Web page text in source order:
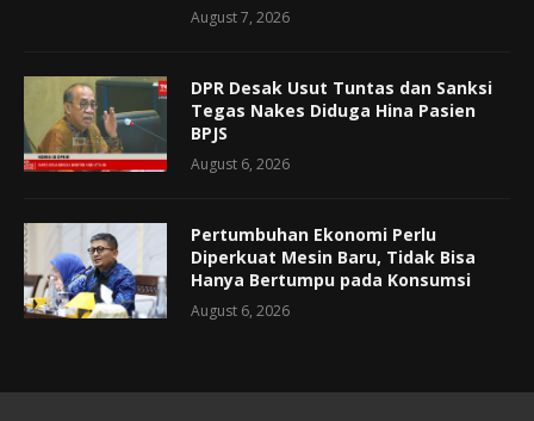
August 7, 2026
DPR Desak Usut Tuntas dan Sanksi
Tegas Nakes Diduga Hina Pasien
BPJS
August 6, 2026
Pertumbuhan Ekonomi Perlu
Diperkuat Mesin Baru, Tidak Bisa
Hanya Bertumpu pada Konsumsi
August 6, 2026